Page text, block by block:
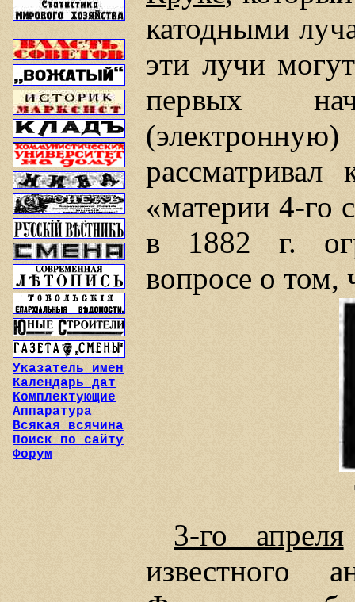
Указатель имен
Календарь дат
Комплектующие
Аппаратура
Всякая всячина
Поиск по сайту
Форум
катодными
эти лучи
первых
рассматривал
«материи 4-го
в 1882 г.
вопросе о том,
3-го апреля
известного